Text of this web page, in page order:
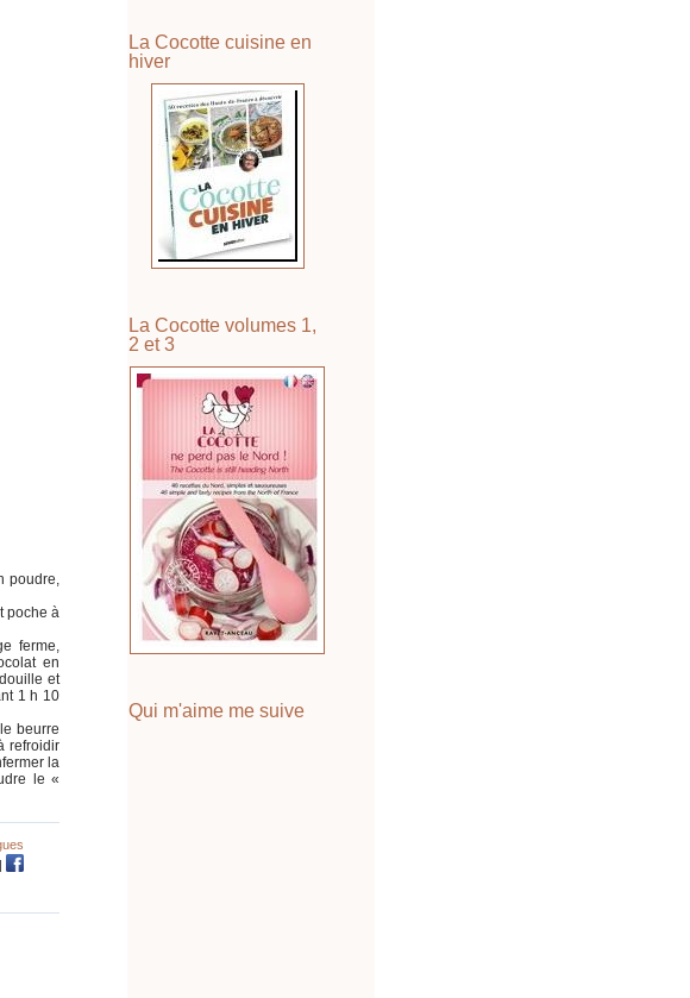
La Cocotte cuisine en
hiver
La Cocotte volumes 1,
2 et 3
Qui m'aime me suive
poudre,
poche à
ferme,
en
et
1 h 10
beurre
refroidir
la
le «
|